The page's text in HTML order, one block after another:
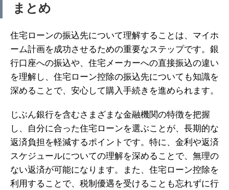
まとめ
住宅ローンの振込先について理解することは、マイホ
ーム計画を成功させるための重要なステップです。銀
行口座への振込や、住宅メーカーへの直接振込の違い
を理解し、住宅ローン控除の振込先についても知識を
深めることで、安心して購入手続きを進められます。
じぶん銀行を含むさまざまな金融機関の特徴を把握
し、自分に合った住宅ローンを選ぶことが、長期的な
返済負担を軽減するポイントです。特に、金利や返済
スケジュールについての理解を深めることで、無理の
ない返済が可能になります。また、住宅ローン控除を
利用することで、税制優遇を受けることも忘れずに行